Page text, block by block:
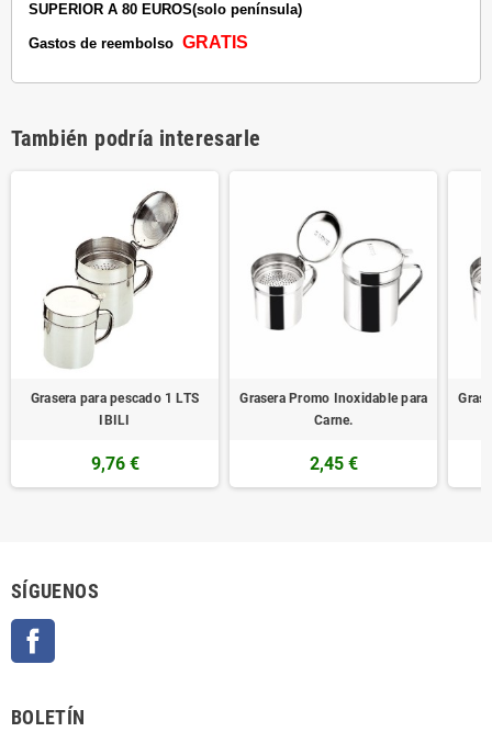
SUPERIOR A 80 EUROS(solo península)
Gastos de reembolso GRATIS
También podría interesarle
Grasera para pescado 1 LTS
IBILI
9,76 €
Grasera Promo Inoxidable para
Carne.
2,45 €
SÍGUENOS
BOLETÍN